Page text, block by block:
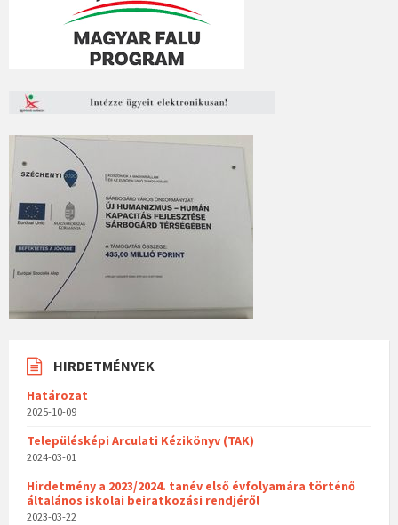
HIRDETMÉNYEK
Határozat
2025-10-09
Településképi Arculati Kézikönyv (TAK)
2024-03-01
Hirdetmény a 2023/2024. tanév első évfolyamára történő
általános iskolai beiratkozási rendjéről
2023-03-22